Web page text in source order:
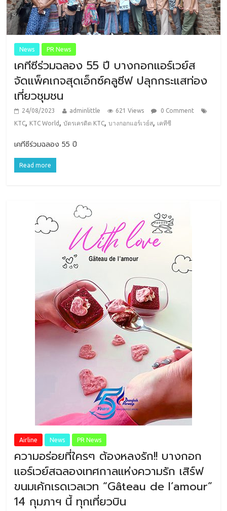
News PR News
เคทีซีร่วมฉลอง 55 ปี บางกอกแอร์เวย์ส
จัดแพ็คเกจสุดเอ็กซ์คลูซีฟ ปลุกกระแสท่อง
เที่ยวชุมชน
24/08/2023 adminlittle 621 Views
0 Comment
KTC, KTC World ,บัตรเครดิต KTC,บางกอกแอร์เวย์ส, เคทีซี
เคทีซีร่วมฉลอง 55 ปี
Read more
Airline News PR News
ความอร่อยที่ใครๆ ต้องหลงรัก!! บางกอก
แอร์เวย์สฉลองเทศกาลแห่งความรัก เสิร์ฟ
ขนมเค้กเรดเวลเวท “Gâteau de l’amour”
14 กุมภาฯ นี้ ทุกเที่ยวบิน